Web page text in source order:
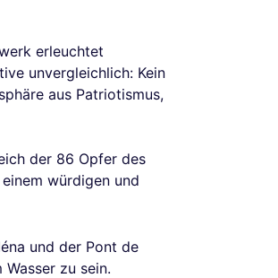
erleuchtet
unvergleichlich: Kein
aus Patriotismus,
der 86 Opfer des
würdigen und
und der Pont de
zu sein.